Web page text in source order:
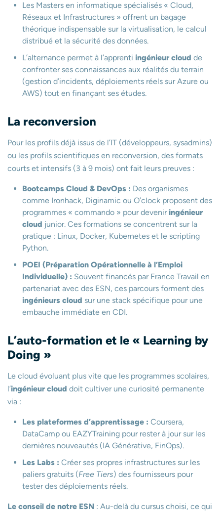
Les Masters en informatique spécialisés « Cloud,
Réseaux et Infrastructures » offrent un bagage
théorique indispensable sur la virtualisation, le calcul
distribué et la sécurité des données.
L’alternance permet à l’apprenti ingénieur cloud de
confronter ses connaissances aux réalités du terrain
(gestion d’incidents, déploiements réels sur Azure ou
AWS) tout en finançant ses études.
La reconversion
Pour les profils déjà issus de l’IT (développeurs, sysadmins)
ou les profils scientifiques en reconversion, des formats
courts et intensifs (3 à 9 mois) ont fait leurs preuves :
Bootcamps Cloud & DevOps : Des organismes
comme Ironhack, Diginamic ou O’clock proposent des
programmes « commando » pour deveniringénieur
cloud junior. Ces formations se concentrent sur la
pratique : Linux, Docker, Kubernetes et le scripting
Python.
POEI (Préparation Opérationnelle à l’Emploi
Individuelle) : Souvent financés par France Travail en
partenariat avec des ESN, ces parcours forment des
ingénieurs cloud sur une stack spécifique pour une
embauche immédiate en CDI.
L’auto-formation et le « Learning by
Doing »
Le cloud évoluant plus vite que les programmes scolaires,
l’ingénieur cloud doit cultiver une curiosité permanente
via :
Les plateformes d’apprentissage : Coursera,
DataCamp ou EAZYTraining pour rester à jour sur les
dernières nouveautés (IA Générative, FinOps).
Les Labs : Créer ses propres infrastructures sur les
paliers gratuits (Free Tiers) des fournisseurs pour
tester des déploiements réels.
Le conseil de notre ESN : Au-delà du cursus choisi, ce qui